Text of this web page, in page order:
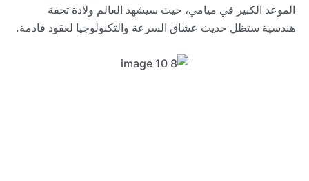
الموعد الكبير في ميامي، حيث سيشهد العالم ولادة تحفة
هندسية ستظل حديث عشاق السرعة والتكنولوجيا لعقود قادمة.